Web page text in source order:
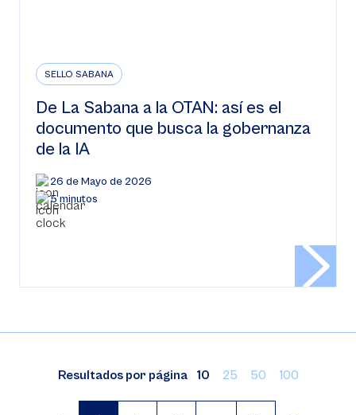
SELLO SABANA
De La Sabana a la OTAN: así es el
documento que busca la gobernanza
de la IA
26 de Mayo de 2026
5 minutos
Resultados por página 10 25 50 100